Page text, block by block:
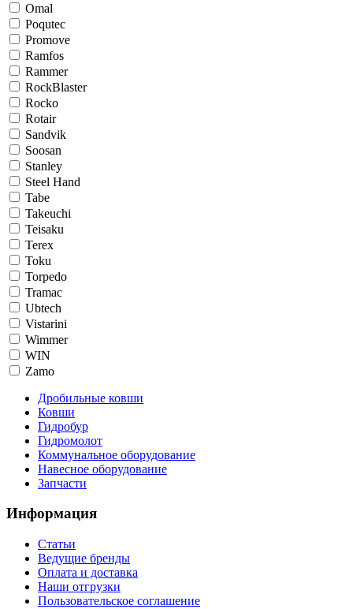
Omal
Poqutec
Promove
Ramfos
Rammer
RockBlaster
Rocko
Rotair
Sandvik
Soosan
Stanley
Steel Hand
Tabe
Takeuchi
Teisaku
Terex
Toku
Torpedo
Tramac
Ubtech
Vistarini
Wimmer
WIN
Zamo
Дробильные ковши
Ковши
Гидробур
Гидромолот
Коммунальное оборудование
Навесное оборудование
Запчасти
Информация
Статьи
Ведущие бренды
Оплата и доставка
Наши отгрузки
Пользовательское соглашение